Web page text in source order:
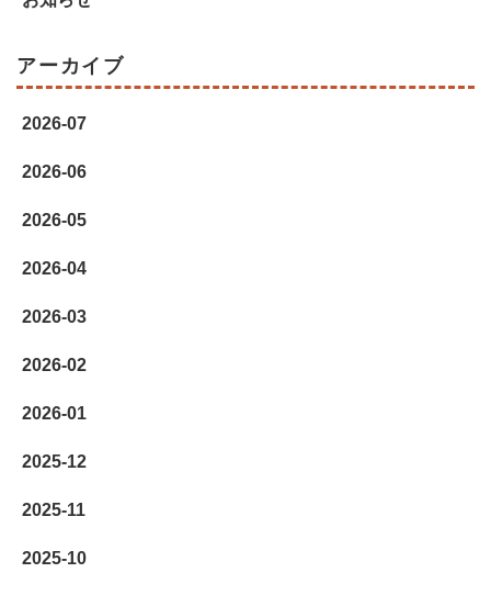
アーカイブ
2026-07
2026-06
2026-05
2026-04
2026-03
2026-02
2026-01
2025-12
2025-11
2025-10